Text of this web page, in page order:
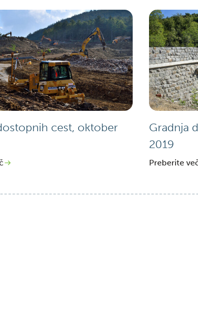
cest, oktober
Gradnja
2019
Preberite